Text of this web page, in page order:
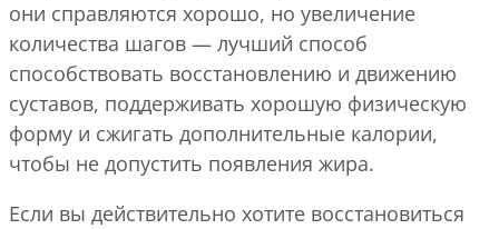
они справляются хорошо, но увеличение
количества шагов — лучший способ
способствовать восстановлению и движению
суставов, поддерживать хорошую физическую
форму и сжигать дополнительные калории,
чтобы не допустить появления жира.
Если вы действительно хотите восстановиться